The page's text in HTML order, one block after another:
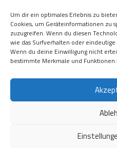
Um dir ein optimales Erlebnis zu
Cookies, um Geräteinformationen zu
zuzugreifen. Wenn du diesen
wie das Surfverhalten oder
Wenn du deine Einwilligung nicht
bestimmte Merkmale und
Kauf auf Rechung
Klarna
American Express